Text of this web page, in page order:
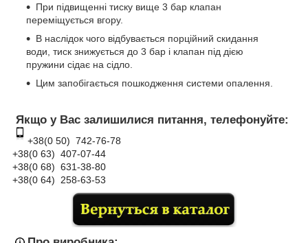
При підвищенні тиску вище 3 бар клапан
переміщується вгору.
В наслідок чого відбувається порційний скидання
води, тиск знижується до 3 бар і клапан під дією
пружини сідає на сідло.
Цим запобігається пошкодження системи опалення.
Якщо у Вас залишилися питання, телефонуйте:
+38(0 50) 742-76-78
+38(0 63) 407-07-44
+38(0 68) 631-38-80
+38(0 64) 258-63-53